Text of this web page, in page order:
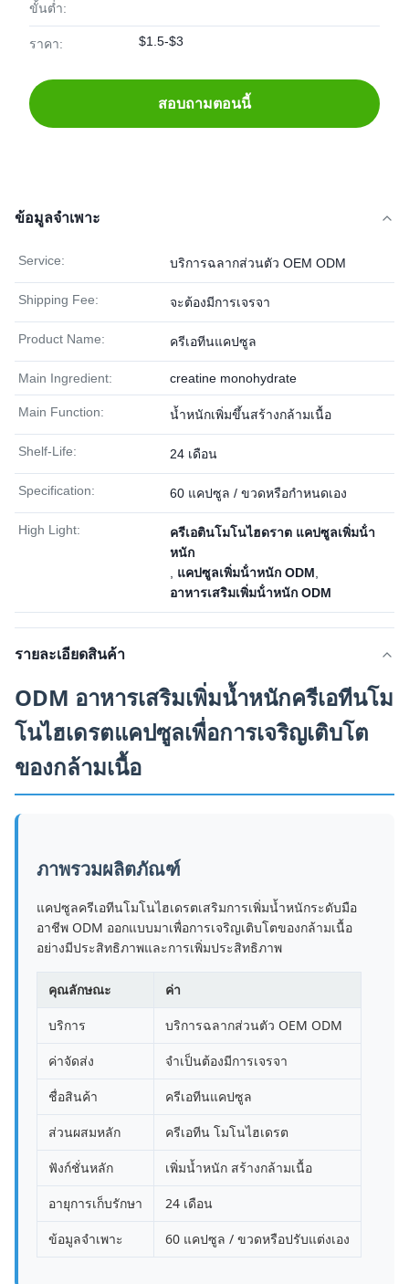
ขั้นต่ำ:
ราคา: $1.5-$3
สอบถามตอนนี้
ข้อมูลจำเพาะ
Service: บริการฉลากส่วนตัว OEM ODM
Shipping Fee: จะต้องมีการเจรจา
Product Name: ครีเอทีนแคปซูล
Main Ingredient: creatine monohydrate
Main Function: น้ำหนักเพิ่มขึ้นสร้างกล้ามเนื้อ
Shelf-Life: 24 เดือน
Specification: 60 แคปซูล / ขวดหรือกำหนดเอง
High Light:
ครีเอตินโมโนไฮดราต แคปซูลเพิ่มน้ํา
หนัก
แคปซูลเพิ่มน้ําหนัก ODM
อาหารเสริมเพิ่มน้ําหนัก ODM
รายละเอียดสินค้า
ODM อาหารเสริมเพิ่มน้ำหนักครีเอทีนโม
โนไฮเดรตแคปซูลเพื่อการเจริญเติบโต
ของกล้ามเนื้อ
ภาพรวมผลิตภัณฑ์
แคปซูลครีเอทีนโมโนไฮเดรตเสริมการเพิ่มน้ำหนักระดับมือ
อาชีพ ODM ออกแบบมาเพื่อการเจริญเติบโตของกล้ามเนื้อ
อย่างมีประสิทธิภาพและการเพิ่มประสิทธิภาพ
คุณลักษณะ ค่า
บริการ บริการฉลากส่วนตัว OEM ODM
ค่าจัดส่ง จำเป็นต้องมีการเจรจา
ชื่อสินค้า ครีเอทีนแคปซูล
ส่วนผสมหลัก ครีเอทีน โมโนไฮเดรต
ฟังก์ชั่นหลัก เพิ่มน้ำหนัก สร้างกล้ามเนื้อ
อายุการเก็บรักษา 24 เดือน
ข้อมูลจำเพาะ 60 แคปซูล / ขวดหรือปรับแต่งเอง